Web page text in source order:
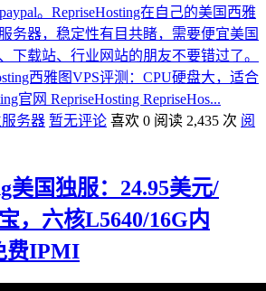
。RepriseHosting在自己的美国西雅
务器，稳定性有目共睹，需要便宜美国
下载站、行业网站的朋友不要错过了。
西雅图VPS评测：CPU硬盘大，适合
官网 RepriseHosting RepriseHos...
务器 暂无评论 喜欢 0 阅读 2,435 次 阅
美国独服：24.95美元/
，六核L5640/16G内
费IPMI